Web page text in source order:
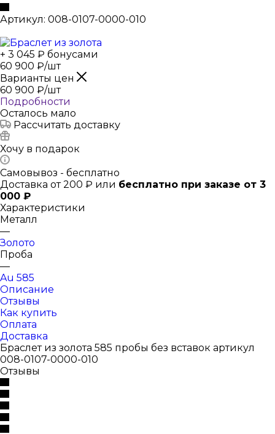
Артикул: 008-0107-0000-010
+ 3 045 ₽ бонусами
60 900 ₽/шт
Варианты цен
60 900 ₽/шт
Подробности
Осталось мало
Рассчитать доставку
Хочу в подарок
Самовывоз - бесплатно
Доставка от 200 ₽ или бесплатно при заказе от 3
000 ₽
Характеристики
Металл
—
Золото
Проба
—
Au 585
Описание
Отзывы
Как купить
Оплата
Доставка
Браслет из золота 585 пробы без вставок артикул
008-0107-0000-010
Отзывы